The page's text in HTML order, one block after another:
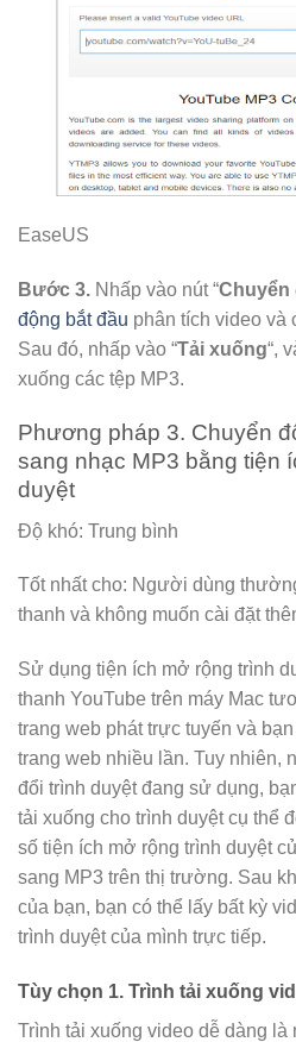
EaseUS
Bước 3. Nhấp vào nút “Chuyển
động bắt đầu phân tích video và
Sau đó, nhấp vào “Tải xuống“,
xuống các tệp MP3.
Phương pháp 3. Chuyển
sang nhạc MP3 bằng tiện
duyệt
Độ khó: Trung bình
Tốt nhất cho: Người dùng
thanh và không muốn cài đặt
Sử dụng tiện ích mở rộng trình
thanh YouTube trên máy Mac
trang web phát trực tuyến và
trang web nhiều lần. Tuy nhiên,
đổi trình duyệt đang sử dụng,
tải xuống cho trình duyệt cụ thể
số tiện ích mở rộng trình duyệt
sang MP3 trên thị trường. Sau
của bạn, bạn có thể lấy bất kỳ
trình duyệt của mình trực tiếp.
Tùy chọn 1. Trình tải xuống
Trình tải xuống video dễ dàng là